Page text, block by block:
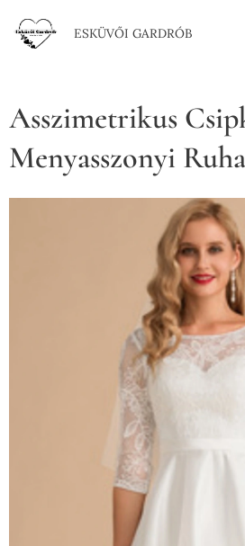
ESKÜVŐI GARDRÓB
Asszimetrikus
Menyasszonyi Ruha